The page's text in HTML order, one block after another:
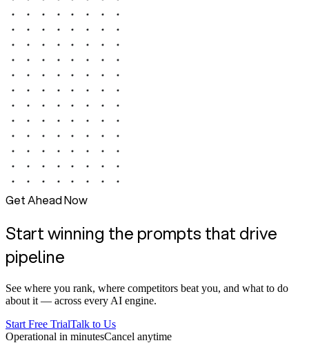
Get Ahead Now
Start winning the prompts that drive
pipeline
See where you rank, where competitors beat you, and what to do
about it — across every AI engine.
Start Free TrialTalk to Us
Operational in minutesCancel anytime